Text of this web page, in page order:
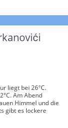
liegt bei 26°C.
Am Abend
Himmel und die
gibt es lockere